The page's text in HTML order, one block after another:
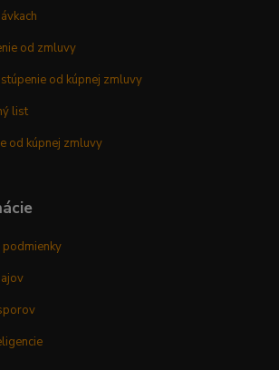
od zmluvy
od kúpnej zmluvy
list
od kúpnej zmluvy
podmienky